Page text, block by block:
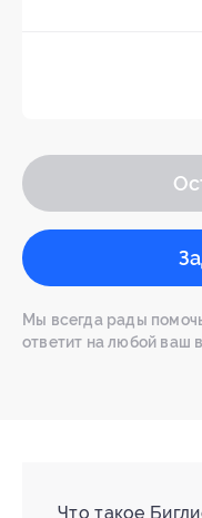
Мы всегда рады
ответит на любой ваш
Что такое